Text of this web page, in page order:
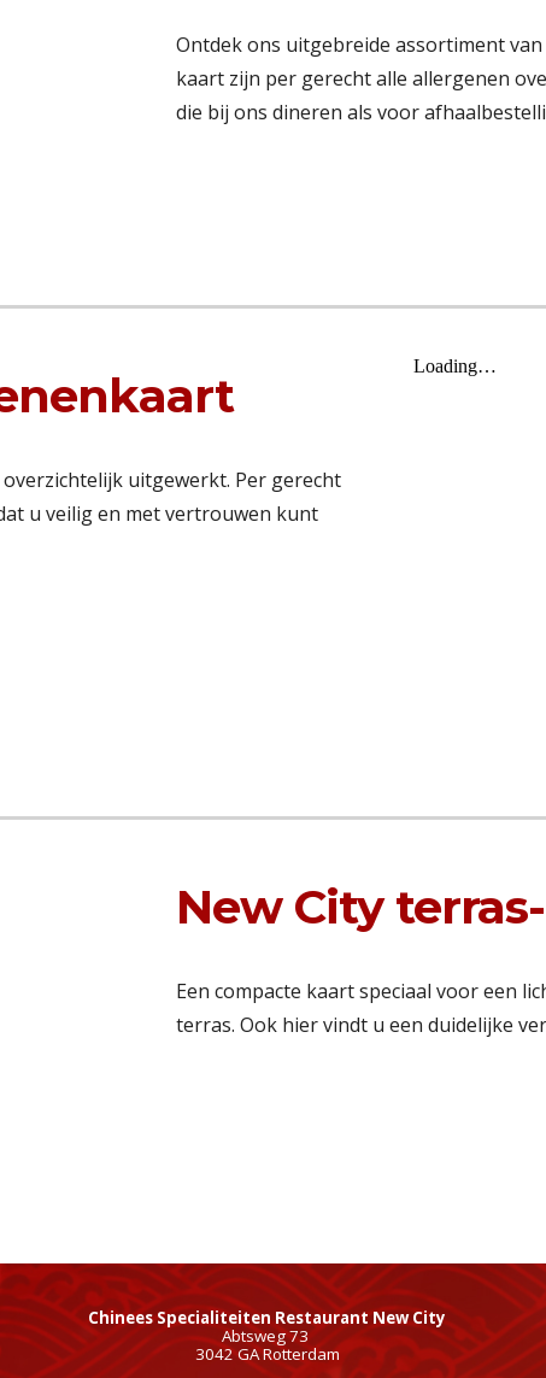
Ontdek ons uitgebreide assortiment
kaart zijn per gerecht alle allergenen
die bij ons dineren als voor
uitgewerkt. Per gerecht
u veilig en met vertrouwen kunt
New City
Een compacte kaart speciaal voor een
terras. Ook hier vindt u een duidelijke
Chinees Specialiteiten Restaurant New City
Abtsweg 73
3042 GA Rotterdam